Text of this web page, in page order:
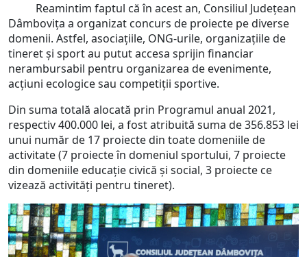
Reamintim faptul că în acest an, Consiliul Județean
Dâmbovița a organizat concurs de proiecte pe diverse
domenii. Astfel, asociațiile, ONG-urile, organizațiile de
tineret și sport au putut accesa sprijin financiar
nerambursabil pentru organizarea de evenimente,
acțiuni ecologice sau competiții sportive.
Din suma totală alocată prin Programul anual 2021,
respectiv 400.000 lei, a fost atribuită suma de 356.853 lei
unui număr de 17 proiecte din toate domeniile de
activitate (7 proiecte în domeniul sportului, 7 proiecte
din domeniile educație civică și social, 3 proiecte ce
vizează activități pentru tineret).